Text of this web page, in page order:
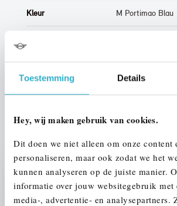
Toestemming Details
Hey, wij maken gebruik van cookies.
Dit doen we niet alleen om onze content
personaliseren, maar ook zodat we het
kunnen analyseren op de juiste manier.
informatie over jouw websitegebruik met
media-, advertentie- en analysepartners.
UW AUTO INRUILEN?
Kleur M Portimao Blau